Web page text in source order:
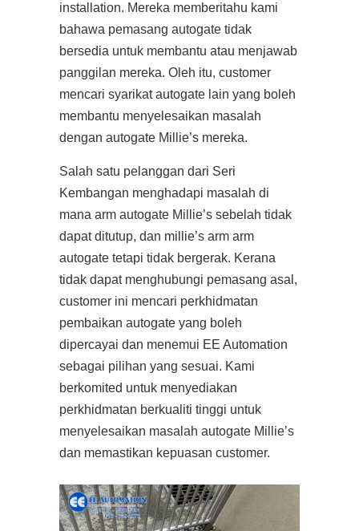
installation. Mereka memberitahu kami
bahawa pemasang autogate tidak
bersedia untuk membantu atau menjawab
panggilan mereka. Oleh itu, customer
mencari syarikat autogate lain yang boleh
membantu menyelesaikan masalah
dengan autogate Millie’s mereka.
Salah satu pelanggan dari Seri
Kembangan menghadapi masalah di
mana arm autogate Millie’s sebelah tidak
dapat ditutup, dan millie’s arm arm
autogate tetapi tidak bergerak. Kerana
tidak dapat menghubungi pemasang asal,
customer ini mencari perkhidmatan
pembaikan autogate yang boleh
dipercayai dan menemui EE Automation
sebagai pilihan yang sesuai. Kami
berkomited untuk menyediakan
perkhidmatan berkualiti tinggi untuk
menyelesaikan masalah autogate Millie’s
dan memastikan kepuasan customer.